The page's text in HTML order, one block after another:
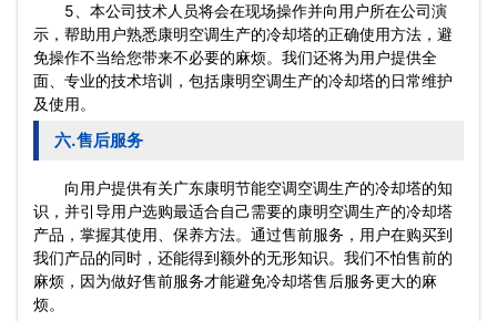
5、本公司技术人员将会在现场操作并向用户所在公司演
示，帮助用户熟悉康明空调生产的冷却塔的正确使用方法，避
免操作不当给您带来不必要的麻烦。我们还将为用户提供全
面、专业的技术培训，包括康明空调生产的冷却塔的日常维护
及使用。
六.售后服务
向用户提供有关广东康明节能空调空调生产的冷却塔的知
识，并引导用户选购最适合自己需要的康明空调生产的冷却塔
产品，掌握其使用、保养方法。通过售前服务，用户在购买到
我们产品的同时，还能得到额外的无形知识。我们不怕售前的
麻烦，因为做好售前服务才能避免冷却塔售后服务更大的麻
烦。